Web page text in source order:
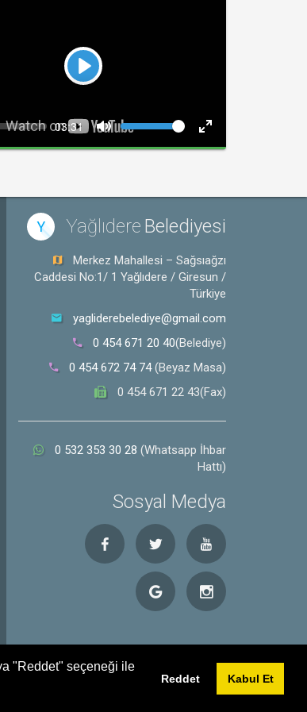
"Reddet" seçeneği ile
Reddet Kabul Et
Play
Seek Current
time
03:31
Mute
Volume
Fullscreen
Y Yağlıdere Belediyesi
Merkez Mahallesi – Sağsıağzı
Caddesi No:1/ 1 Yağlıdere / Giresun /
Türkiye
yagliderebelediye@gmail.com
0 454 671 20 40(Belediye)
0 454 672 74 74(Beyaz Masa)
0 454 671 22 43(Fax)
0 532 353 30 28 (Whatsapp İhbar
Hattı)
Sosyal Medya